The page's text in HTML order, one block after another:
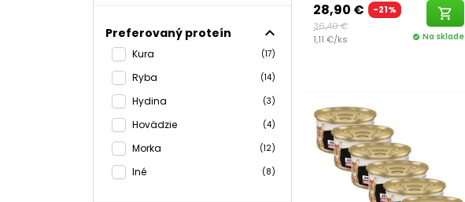
Preferovaný proteín expand_less
Kura (17)
Ryba (14)
Hydina (3)
Hovädzie (4)
Morka (12)
Iné (8)
28,90 €
-21%
36,40 €
shopping_cart
1,11 €/ks check_circle Na sklade